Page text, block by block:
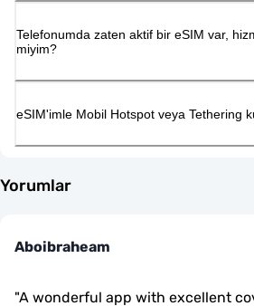
Telefonumda zaten aktif bir eSIM var,
miyim?
eSIM'imle Mobil Hotspot veya Tethering
Yorumlar
Aboibraheam
"A wonderful app with excellent